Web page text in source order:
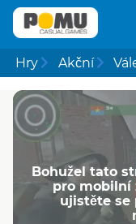
Hry Akční
Bohužel tato
pro mobilní
ujistěte se